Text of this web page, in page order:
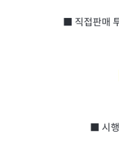
■ 직접판매
■ 시